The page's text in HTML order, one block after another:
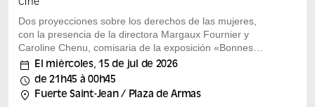
Cine
Dos proyecciones sobre los derechos de las mujeres,
con la presencia de la directora Margaux Fournier y
Caroline Chenu, comisaria de la exposición «Bonnes
mères»
«Annie Colère», de Blandine Lenoir, 2022, 2 h Febrero
de 1974. Al quedarse embarazada sin querer, Annie,
una trabajadora y madre de dos hijos, conoce el MLAC
El miércoles, 15 de jul de 2026
de 21h45 à 00h45
Fuerte Saint-Jean / Plaza de Armas